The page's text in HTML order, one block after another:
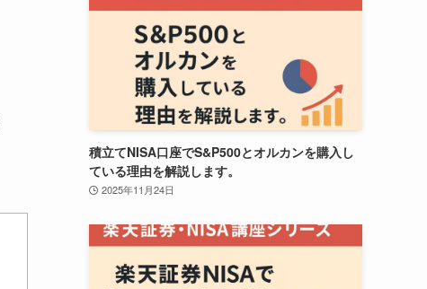
積立てNISA口座でS&P500とオルカンを購入し
ている理由を解説します。
2025年11月24日